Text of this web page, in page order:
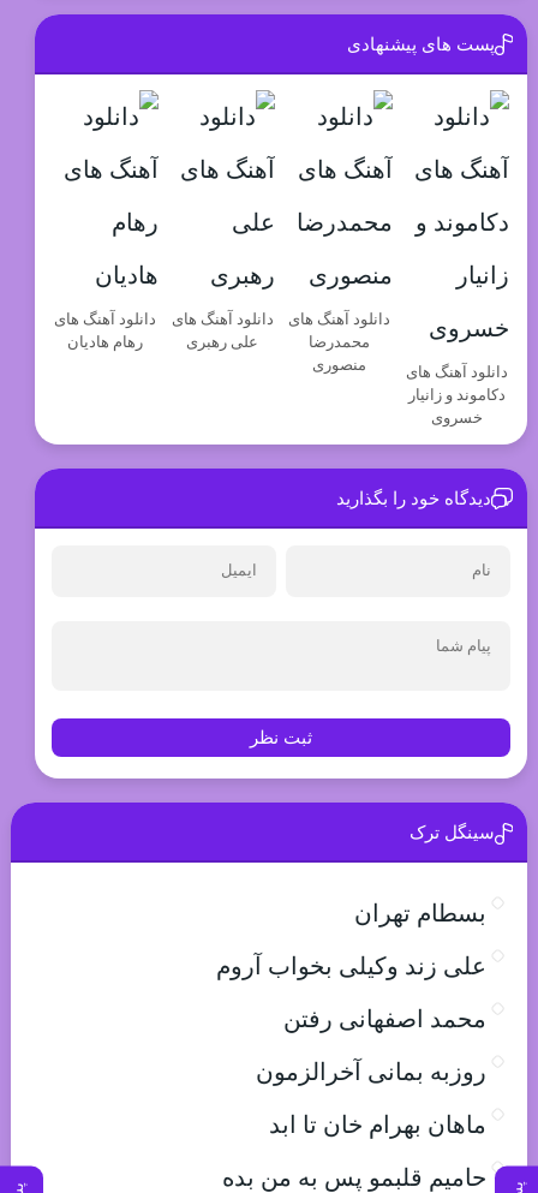
پست های پیشنهادی
دانلود آهنگ های
دکاموند و زانیار
خسروی
دانلود آهنگ های
محمدرضا
منصوری
دانلود آهنگ های
علی رهبری
دانلود آهنگ های
رهام هادیان
دیدگاه خود را بگذارید
ثبت نظر
سینگل ترک
بسطام تهران
علی زند وکیلی بخواب آروم
محمد اصفهانی رفتن
روزبه بمانی آخرالزمون
ماهان بهرام خان تا ابد
حامیم قلبمو پس به من بده